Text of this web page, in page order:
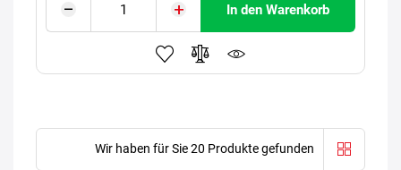
In den Warenkorb
Wir haben für Sie 20 Produkte gefunden